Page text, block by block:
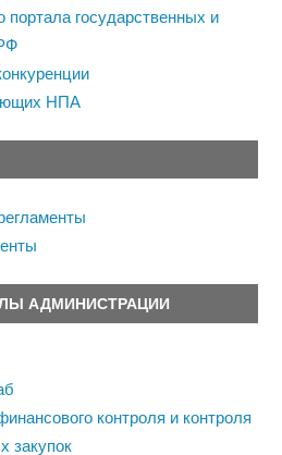
портала государственных и
НПА
АДМИНИСТРАЦИИ
контроля и контроля
закупок